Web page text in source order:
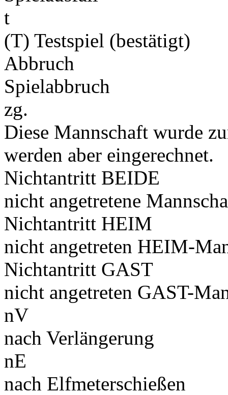
t
(T) Testspiel (bestätigt)
Abbruch
Spielabbruch
zg.
Diese Mannschaft wurde
werden aber eingerechnet.
Nichtantritt BEIDE
nicht angetretene
Nichtantritt HEIM
nicht angetreten HEIM-
Nichtantritt GAST
nicht angetreten GAST-
nV
nach Verlängerung
nE
nach Elfmeterschießen